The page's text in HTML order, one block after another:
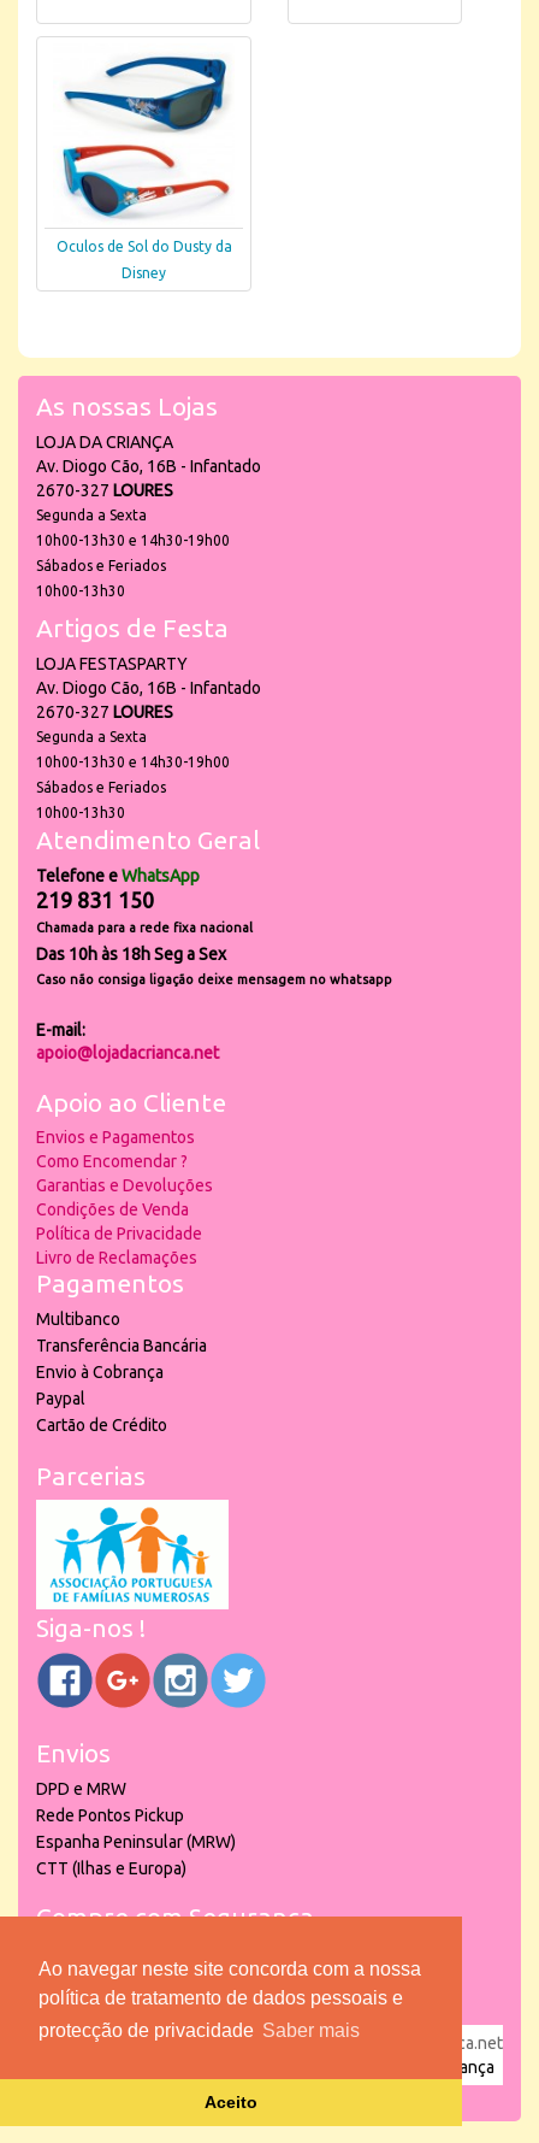
Ao navegar neste site concorda com a nossa
política de tratamento de dados pessoais e
protecção de privacidade Saber mais
Aceito
Oculos de Sol do Dusty da
Disney
As nossas Lojas
LOJA DA CRIANÇA
Av. Diogo Cão, 16B - Infantado
2670-327 LOURES
Segunda a Sexta
10h00-13h30 e 14h30-19h00
Sábados e Feriados
10h00-13h30
Artigos de Festa
LOJA FESTASPARTY
Av. Diogo Cão, 16B - Infantado
2670-327 LOURES
Segunda a Sexta
10h00-13h30 e 14h30-19h00
Sábados e Feriados
10h00-13h30
Atendimento Geral
Telefone eWhatsApp
219 831 150
Chamada para a rede fixa nacional
Das 10h às 18h Seg a Sex
Caso não consiga ligação deixe mensagem no whatsapp
E-mail:
apoio@lojadacrianca.net
Apoio ao Cliente
Envios e Pagamentos
Como Encomendar ?
Garantias e Devoluções
Condições de Venda
Política de Privacidade
Livro de Reclamações
Pagamentos
Multibanco
Transferência Bancária
Envio à Cobrança
Paypal
Cartão de Crédito
Parcerias
Siga-nos !
Envios
DPD e MRW
Rede Pontos Pickup
Espanha Peninsular (MRW)
CTT (Ilhas e Europa)
Compre com Segurança
powered by puber!a | © 2026 Copyright www.lojadacrianca.net
Loja da Criança